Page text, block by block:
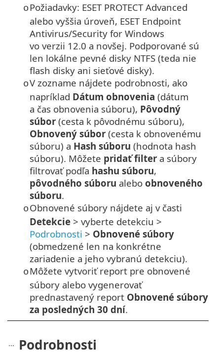
oPožiadavky: ESET PROTECT Advanced
alebo vyššia úroveň, ESET Endpoint
Antivirus/Security for Windows
vo verzii 12.0 a novšej. Podporované sú
len lokálne pevné disky NTFS (teda nie
flash disky ani sieťové disky).
oV zozname nájdete podrobnosti, ako
napríklad Dátum obnovenia (dátum
a čas obnovenia súboru), Pôvodný
súbor (cesta k pôvodnému súboru),
Obnovený súbor (cesta k obnovenému
súboru) a Hash súboru (hodnota hash
súboru). Môžete pridať filter a súbory
filtrovať podľa hashu súboru,
pôvodného súboru alebo obnoveného
súboru.
oObnovené súbory nájdete aj v časti
Detekcie > vyberte detekciu >
Podrobnosti > Obnovené súbory
(obmedzené len na konkrétne
zariadenie a jeho vybranú detekciu).
oMôžete vytvoriť report pre obnovené
súbory alebo vygenerovať
prednastavený report Obnovené súbory
za posledných 30 dní.
Podrobnosti